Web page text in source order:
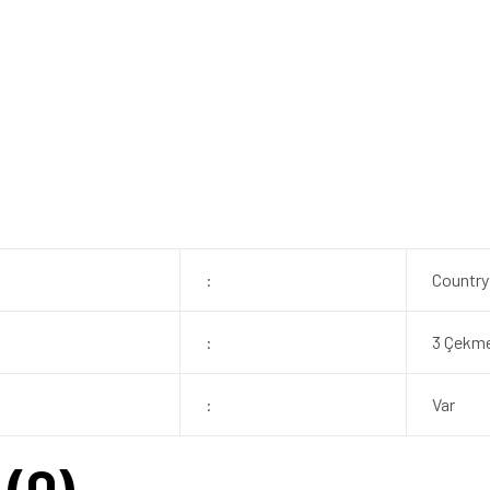
: Country
: 3
: Var